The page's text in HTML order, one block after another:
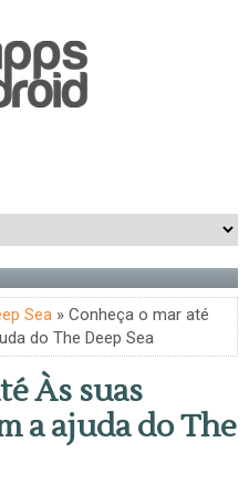
Sea » Conheça o mar até
do The Deep Sea
Às suas
a ajuda do The